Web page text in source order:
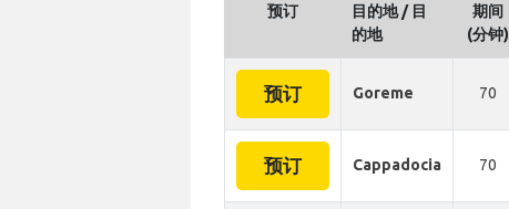
预订
目的地 / 目
的地
期间
(分钟)
预订 Goreme 70
预订 Cappadocia 70